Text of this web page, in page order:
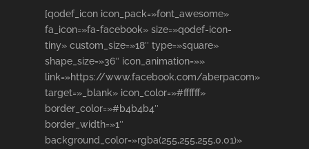
[qodef_icon icon_pack=»font_awesome»
fa_icon=»fa-facebook» size=»qodef-icon-
tiny» custom_size=»18″ type=»square»
shape_size=»36″ icon_animation=»»
link=»https://www.facebook.com/aberpacom»
target=»_blank» icon_color=»#ffffff»
border_color=»#b4b4b4″
border_width=»1″
background_color=»rgba(255,255,255,0.01)»